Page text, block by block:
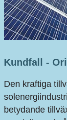
Kundfall -
Den kraftiga
betydande